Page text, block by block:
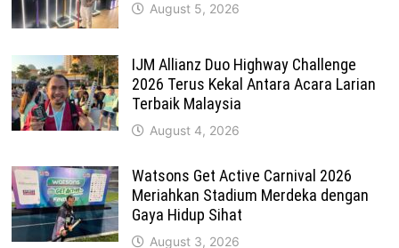
August 5, 2026
IJM Allianz Duo Highway Challenge
2026 Terus Kekal Antara Acara Larian
Terbaik Malaysia
August 4, 2026
Watsons Get Active Carnival 2026
Meriahkan Stadium Merdeka dengan
Gaya Hidup Sihat
August 3, 2026